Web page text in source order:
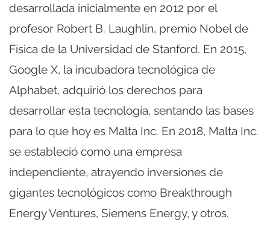
desarrollada inicialmente en 2012 por el
profesor Robert B. Laughlin, premio Nobel de
Física de la Universidad de Stanford. En 2015,
Google X, la incubadora tecnológica de
Alphabet, adquirió los derechos para
desarrollar esta tecnología, sentando las bases
para lo que hoy es Malta Inc. En 2018, Malta Inc.
se estableció como una empresa
independiente, atrayendo inversiones de
gigantes tecnológicos como Breakthrough
Energy Ventures, Siemens Energy, y otros.